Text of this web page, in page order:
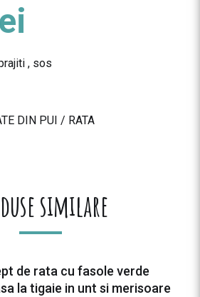
, sos
DIN PUI / RATA
similare
de rata cu fasole verde
la tigaie in unt si merisoare